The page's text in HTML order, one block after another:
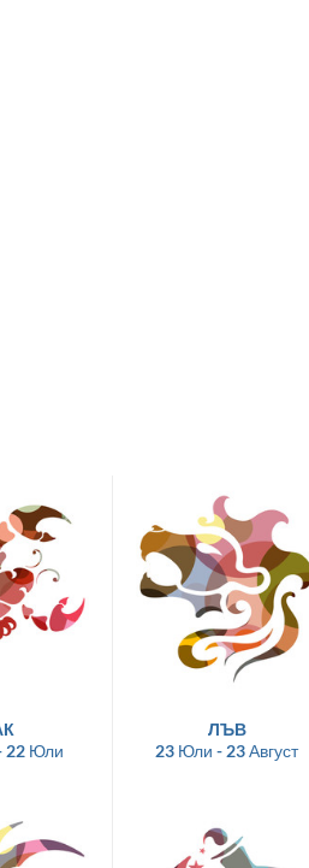
22 Юли
ЛЪВ
23 Юли - 23 Август